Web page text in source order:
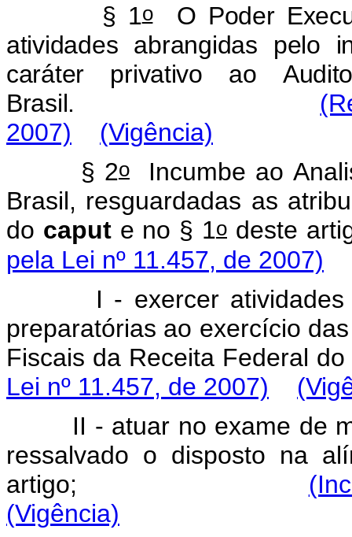
§ 1o O Poder
atividades abrangidas pelo
caráter
privativo ao
Brasil.
2007)
(Vigência)
§ 2o Incumbe ao
Brasil, resguardadas as
do caput e no § 1o deste
pela Lei nº 11.457, de 2007)
I - exercer atividades
preparatórias ao exercício das
Fiscais da Receita Federal do
Lei nº 11.457, de 2007)
II - atuar no exame de
ressalvado o disposto na
artigo;
(Vigência)